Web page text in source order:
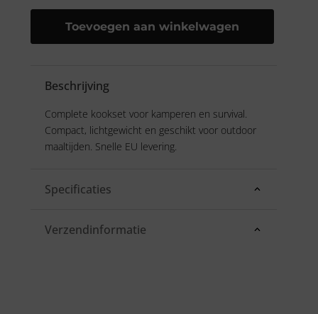
Toevoegen aan winkelwagen
Beschrijving
Complete kookset voor kamperen en survival.
Compact, lichtgewicht en geschikt voor outdoor
maaltijden. Snelle EU levering.
Specificaties
Verzendinformatie